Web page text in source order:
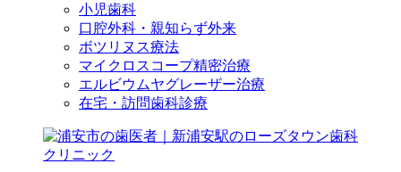
小児歯科
口腔外科・親知らず外来
ボツリヌス療法
マイクロスコープ精密治療
エルビウムヤグレーザー治療
在宅・訪問歯科診療